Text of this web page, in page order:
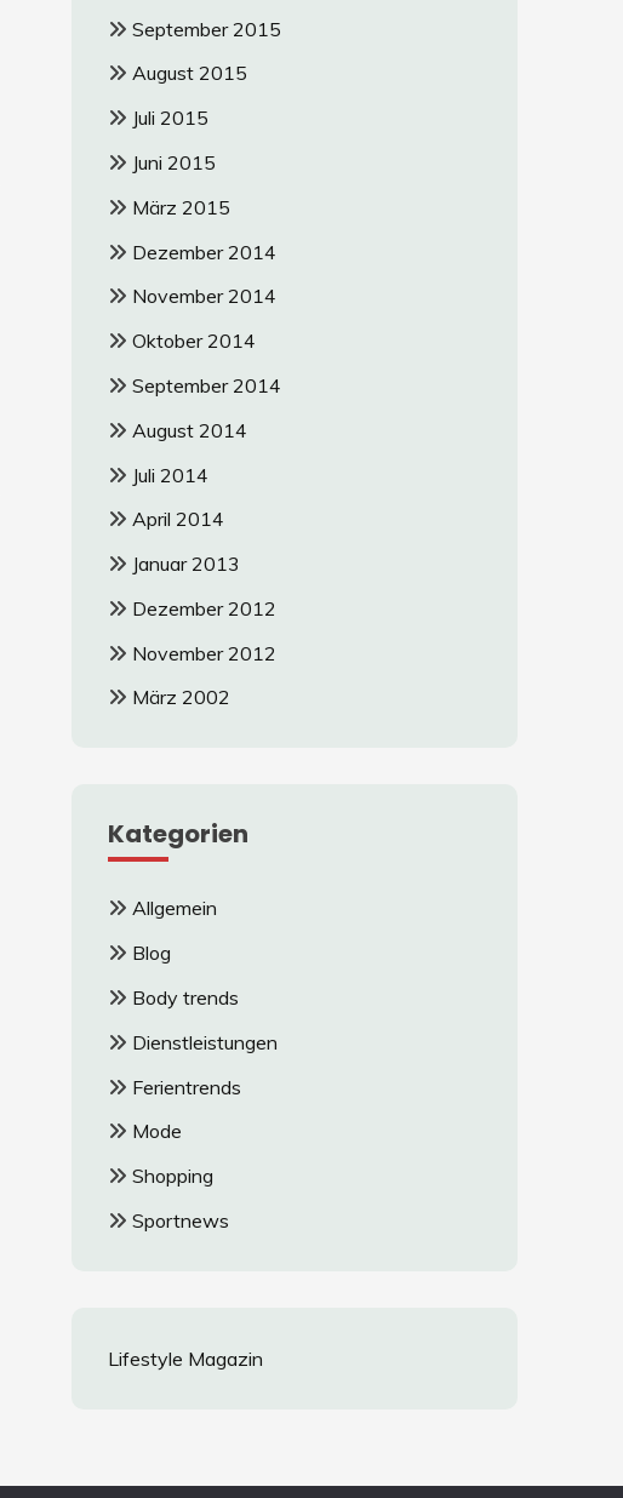
September 2015
August 2015
Juli 2015
Juni 2015
März 2015
Dezember 2014
November 2014
Oktober 2014
September 2014
August 2014
Juli 2014
April 2014
Januar 2013
Dezember 2012
November 2012
März 2002
Kategorien
Allgemein
Blog
Body trends
Dienstleistungen
Ferientrends
Mode
Shopping
Sportnews
Lifestyle Magazin